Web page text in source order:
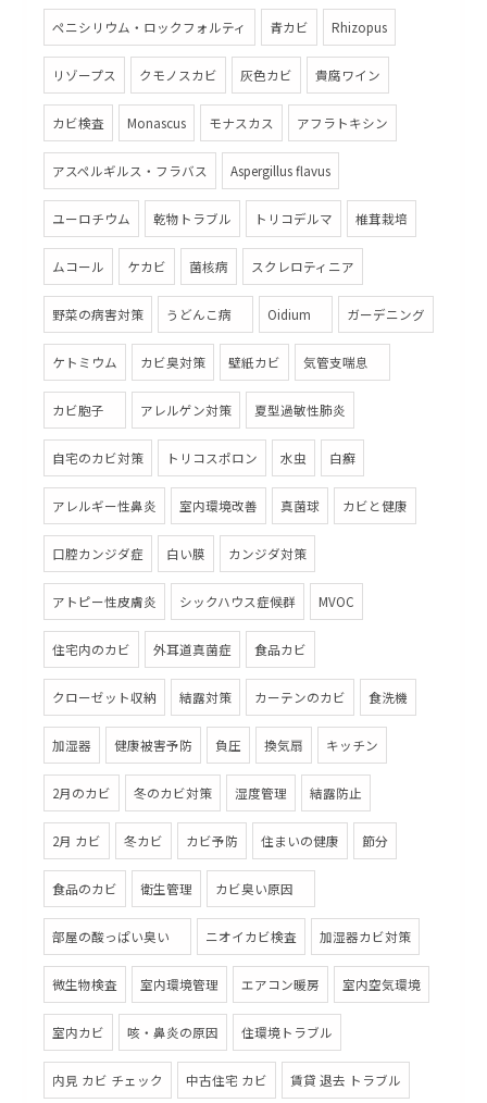
ペニシリウム・ロックフォルティ 青カビ Rhizopus
リゾープス クモノスカビ 灰色カビ 貴腐ワイン
カビ検査 Monascus モナスカス アフラトキシン
アスペルギルス・フラバス Aspergillus flavus
ユーロチウム 乾物トラブル トリコデルマ 椎茸栽培
ムコール ケカビ 菌核病 スクレロティニア
野菜の病害対策 うどんこ病 Oidium ガーデニング
ケトミウム カビ臭対策 壁紙カビ 気管支喘息
カビ胞子 アレルゲン対策 夏型過敏性肺炎
自宅のカビ対策 トリコスポロン 水虫 白癬
アレルギー性鼻炎 室内環境改善 真菌球 カビと健康
口腔カンジダ症 白い膜 カンジダ対策
アトピー性皮膚炎 シックハウス症候群 MVOC
住宅内のカビ 外耳道真菌症 食品カビ
クローゼット収納 結露対策 カーテンのカビ 食洗機
加湿器 健康被害予防 負圧 換気扇 キッチン
2月のカビ 冬のカビ対策 湿度管理 結露防止
2月 カビ 冬カビ カビ予防 住まいの健康 節分
食品のカビ 衛生管理 カビ臭い原因
部屋の酸っぱい臭い ニオイカビ検査 加湿器カビ対策
微生物検査 室内環境管理 エアコン暖房 室内空気環境
室内カビ 咳・鼻炎の原因 住環境トラブル
内見 カビ チェック 中古住宅 カビ 賃貸 退去 トラブル